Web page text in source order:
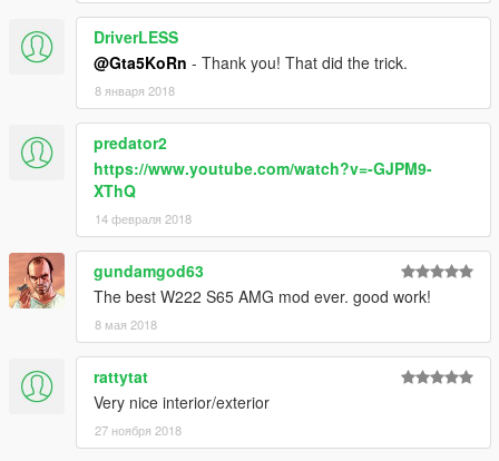
DriverLESS
@Gta5KoRn - Thank you! That did the trick.
8 января 2018
predator2
https://www.youtube.com/watch?v=-GJPM9-
XThQ
14 февраля 2018
gundamgod63
The best W222 S65 AMG mod ever. good work!
8 мая 2018
rattytat
Very nice interior/exterior
27 ноября 2018